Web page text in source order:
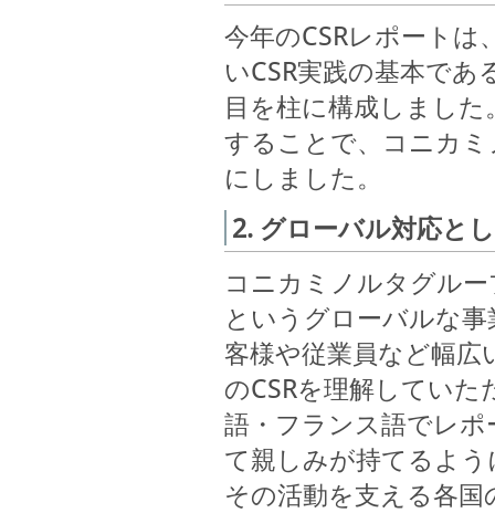
今年のCSRレポート
いCSR実践の基本で
目を柱に構成しまし
することで、コニカ
にしました。
2. グローバル対応と
コニカミノルタグル
というグローバルな
客様や従業員など幅
のCSRを理解してい
語・フランス語でレ
て親しみが持てるよ
その活動を支える各